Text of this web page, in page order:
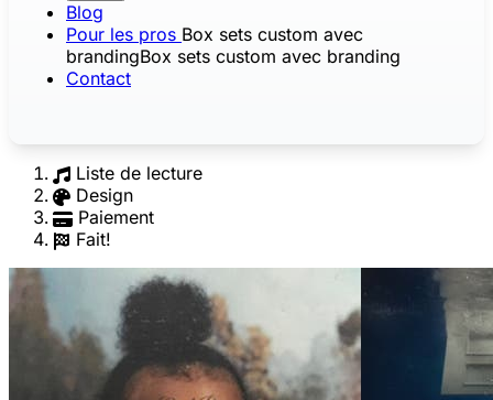
Blog
Pour les pros Box sets custom avec
brandingBox sets custom avec branding
Contact
Liste de lecture
Design
Paiement
Fait!